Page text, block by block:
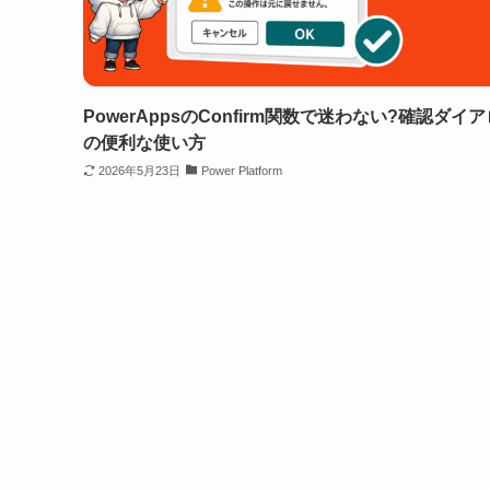
PowerAppsのConfirm関数で迷わない?確認ダイア
の便利な使い方
2026年5月23日 Power Platform